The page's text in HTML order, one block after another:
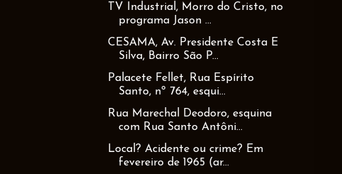
TV Industrial, Morro do Cristo, no
programa Jason ...
CESAMA, Av. Presidente Costa E
Silva, Bairro São P...
Palacete Fellet, Rua Espírito
Santo, nº 764, esqui...
Rua Marechal Deodoro, esquina
com Rua Santo Antôni...
Local? Acidente ou crime? Em
fevereiro de 1965 (ar...